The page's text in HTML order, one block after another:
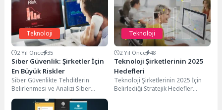
Teknoloji
2 Yıl Önce 35
Siber Güvenlik: Şirketler İçin
En Büyük Riskler
Siber Güvenlikte Tehditlerin
Belirlenmesi ve Analizi Siber
Güvenlik: her geçen gün daha
karmaşık hale gelen...
Teknoloji
2 Yıl Önce 48
Teknoloji Şirketlerinin 2025
Hedefleri
Teknoloji Şirketlerinin 2025 İçin
Belirlediği Stratejik Hedefler